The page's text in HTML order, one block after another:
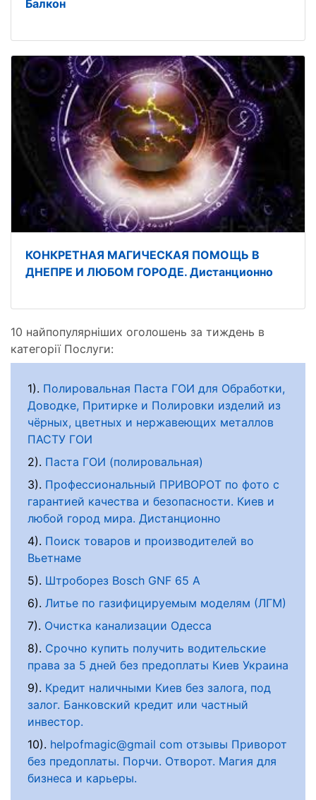
Балкон
КОНКРЕТНАЯ МАГИЧЕСКАЯ ПОМОЩЬ В
ДНЕПРЕ И ЛЮБОМ ГОРОДЕ. Дистанционно
10 найпопулярніших оголошень за тиждень в
категорії Послуги:
1). Полировальная Паста ГОИ для Обработки,
Доводке, Притирке и Полировки изделий из
чёрных, цветных и нержавеющих металлов
ПАСТУ ГОИ
2). Паста ГОИ (полировальная)
3). Профессиональный ПРИВОРОТ по фото с
гарантией качества и безопасности. Киев и
любой город мира. Дистанционно
4). Поиск товаров и производителей во
Вьетнаме
5). Штроборез Bosch GNF 65 А
6). Литье по газифицируемым моделям (ЛГМ)
7). Очистка канализации Одесса
8). Срочно купить получить водительские
права за 5 дней без предоплаты Киев Украина
9). Кредит наличными Киев без залога, под
залог. Банковский кредит или частный
инвестор.
10). helpofmagic@gmail com отзывы Приворот
без предоплаты. Порчи. Отворот. Магия для
бизнеса и карьеры.